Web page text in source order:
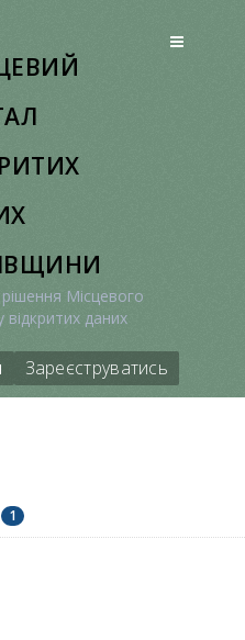
Місцевого
відкритих даних
Зареєструватись
1